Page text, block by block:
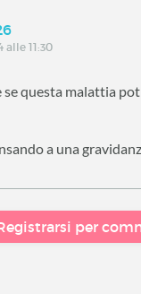
alle 11:30
se questa malattia
a una
per